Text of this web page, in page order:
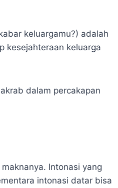
keluargamu?) adalah
kesejahteraan keluarga
dalam percakapan
Intonasi yang
intonasi datar bisa